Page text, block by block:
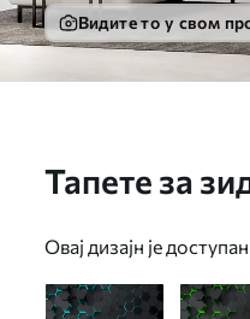
Видите то у свом
Тапете за
Овај дизајн је